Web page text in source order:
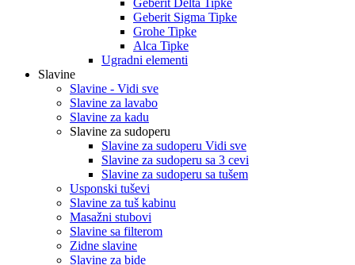
Geberit Delta Tipke
Geberit Sigma Tipke
Grohe Tipke
Alca Tipke
Ugradni elementi
Slavine
Slavine - Vidi sve
Slavine za lavabo
Slavine za kadu
Slavine za sudoperu
Slavine za sudoperu Vidi sve
Slavine za sudoperu sa 3 cevi
Slavine za sudoperu sa tušem
Usponski tuševi
Slavine za tuš kabinu
Masažni stubovi
Slavine sa filterom
Zidne slavine
Slavine za bide